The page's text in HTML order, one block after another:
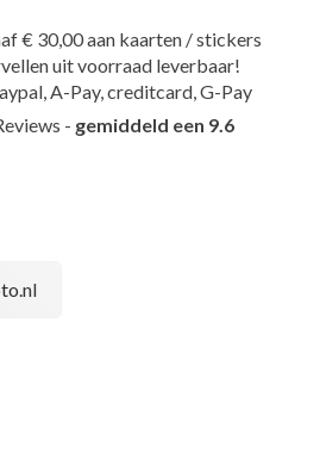
€ 30,00 aan kaarten / stickers
uit voorraad leverbaar!
A-Pay, creditcard, G-Pay
- gemiddeld een 9.6